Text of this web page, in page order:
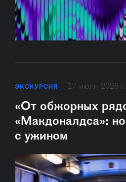
ЭКСКУРСИЯ 17 июля 2026 г.
«От обжорных
«Макдоналдса»:
с ужином